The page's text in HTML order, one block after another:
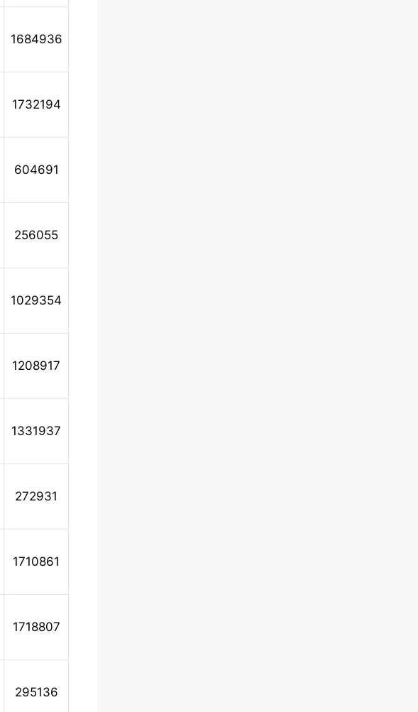
1684936
1732194
604691
256055
1029354
1208917
1331937
272931
1710861
1718807
295136